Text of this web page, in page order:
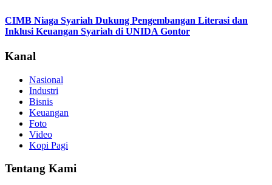
CIMB Niaga Syariah Dukung Pengembangan Literasi dan
Inklusi Keuangan Syariah di UNIDA Gontor
Kanal
Nasional
Industri
Bisnis
Keuangan
Foto
Video
Kopi Pagi
Tentang Kami